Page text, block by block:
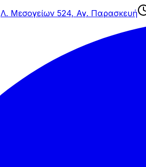
Λ. Μεσογείων 524, Αγ. Παρασκευή